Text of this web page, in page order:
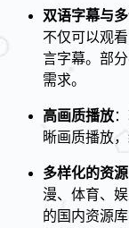
双语字幕与
不仅可以观
言字幕。部
需求。
高画质播放
晰画质播放
多样化的资源
漫、体育、
的国内资源